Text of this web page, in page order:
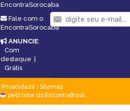
EncontraSorocaba
Fale com o
EncontraSorocaba
ANUNCIE:
Com
destaque |
Grátis
Privacidade
Sitemap
pelo time do EncontraBrasil